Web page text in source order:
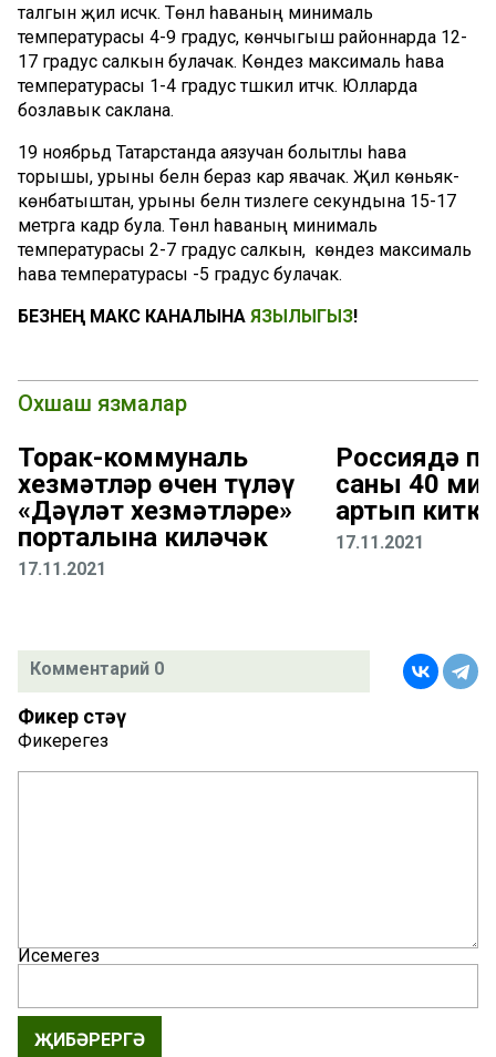
талгын җил исәчәк. Төнлә һаваның минималь
температурасы 4-9 градус, көнчыгыш районнарда 12-
17 градус салкын булачак. Көндез максималь һава
температурасы 1-4 градус тәшкил итәчәк. Юлларда
бозлавык саклана.
19 ноябрьдә Татарстанда аязучан болытлы һава
торышы, урыны белән бераз кар явачак. Җил көньяк-
көнбатыштан, урыны белән тизлеге секундына 15-17
метрга кадәр була. Төнлә һаваның минималь
температурасы 2-7 градус салкын, ә көндез максималь
һава температурасы -5 градус булачак.
БЕЗНЕҢ МАКС КАНАЛЫНА ЯЗЫЛЫГЫЗ!
Охшаш язмалар
Торак-коммуналь
хезмәтләр өчен түләү
«Дәүләт хезмәтләре»
порталына киләчәк
17.11.2021
Россиядә
саны 40
артып
17.11.2021
Комментарий 0
Фикер өстәү
Фикерегез
Исемегез
ҖИБӘРЕРГӘ